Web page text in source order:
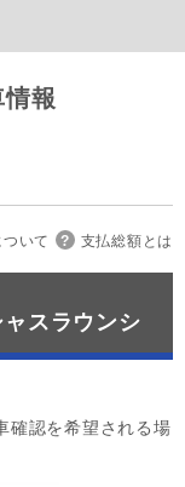
情報
いて 支払総額とは
スラウンシ
確認を希望される場